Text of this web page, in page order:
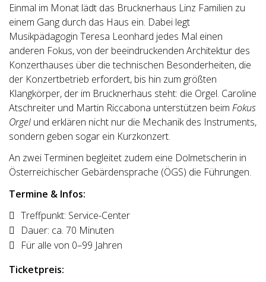
Einmal im Monat lädt das Brucknerhaus Linz Familien zu
einem Gang durch das Haus ein. Dabei legt
Musikpädagogin Teresa Leonhard jedes Mal einen
anderen Fokus, von der beeindruckenden Architektur des
Konzerthauses über die technischen Besonderheiten, die
der Konzertbetrieb erfordert, bis hin zum größten
Klangkörper, der im Brucknerhaus steht: die Orgel. Caroline
Atschreiter und Martin Riccabona unterstützen beim Fokus
Orgel und erklären nicht nur die Mechanik des Instruments,
sondern geben sogar ein Kurzkonzert.
An zwei Terminen begleitet zudem eine Dolmetscherin in
Österreichischer Gebärdensprache (ÖGS) die Führungen.
Termine & Infos:
Treffpunkt: Service-Center
Dauer: ca. 70 Minuten
Für alle von 0–99 Jahren
Ticketpreis: